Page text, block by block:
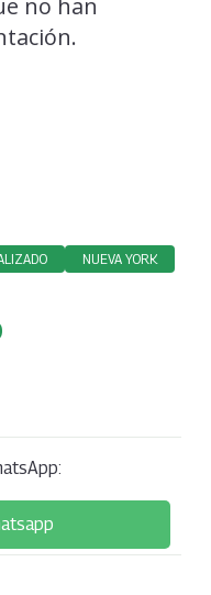
NUEVA YORK